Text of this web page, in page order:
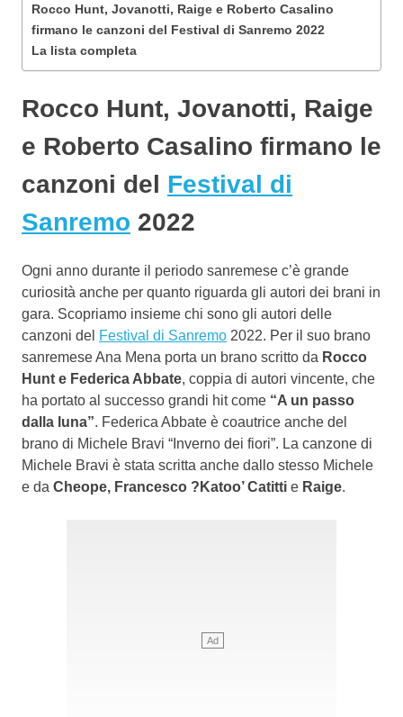
Rocco Hunt, Jovanotti, Raige e Roberto Casalino
firmano le canzoni del Festival di Sanremo 2022
La lista completa
Rocco Hunt, Jovanotti, Raige
e Roberto Casalino firmano le
canzoni del Festival di
Sanremo 2022
Ogni anno durante il periodo sanremese c’è grande
curiosità anche per quanto riguarda gli autori dei brani in
gara. Scopriamo insieme chi sono gli autori delle
canzoni del Festival di Sanremo 2022. Per il suo brano
sanremese Ana Mena porta un brano scritto da Rocco
Hunt e Federica Abbate, coppia di autori vincente, che
ha portato al successo grandi hit come “A un passo
dalla luna”. Federica Abbate è coautrice anche del
brano di Michele Bravi “Inverno dei fiori”. La canzone di
Michele Bravi è stata scritta anche dallo stesso Michele
e da Cheope, Francesco ?Katoo’ Catitti e Raige.